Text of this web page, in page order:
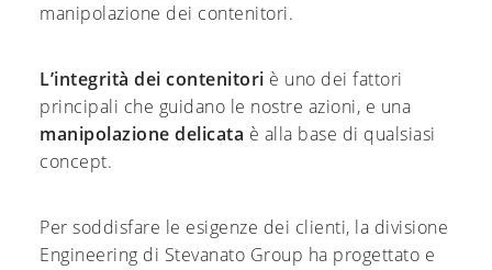
manipolazione dei contenitori.
L’integrità dei contenitori è uno dei fattori
principali che guidano le nostre azioni, e una
manipolazione delicata è alla base di qualsiasi
concept.
Per soddisfare le esigenze dei clienti, la divisione
Engineering di Stevanato Group ha progettato e